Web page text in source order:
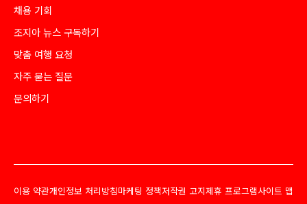
채용 기회
조지아 뉴스 구독하기
맞춤 여행 요청
자주 묻는 질문
문의하기
이용 약관개인정보 처리방침마케팅 정책저작권 고지제휴 프로그램사이트 맵